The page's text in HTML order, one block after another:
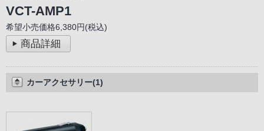
VCT-AMP1
希望小売価格6,380円(税込)
商品詳細
カーアクセサリー(1)